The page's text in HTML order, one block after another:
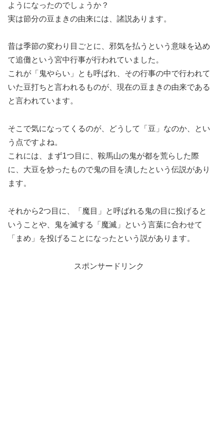
ようになったのでしょうか？
実は節分の豆まきの由来には、諸説あります。
昔は季節の変わり目ごとに、邪気を払うという意味を込め
て追儺という宮中行事が行われていました。
これが「鬼やらい」とも呼ばれ、その行事の中で行われて
いた豆打ちと言われるものが、現在の豆まきの由来である
と言われています。
そこで気になってくるのが、どうして「豆」なのか、とい
う点ですよね。
これには、まず1つ目に、鞍馬山の鬼が都を荒らした際
に、大豆を炒ったもので鬼の目を潰したという伝説があり
ます。
それから2つ目に、「魔目」と呼ばれる鬼の目に投げると
いうことや、鬼を滅する「魔滅」という言葉に合わせて
「まめ」を投げることになったという説があります。
スポンサードリンク